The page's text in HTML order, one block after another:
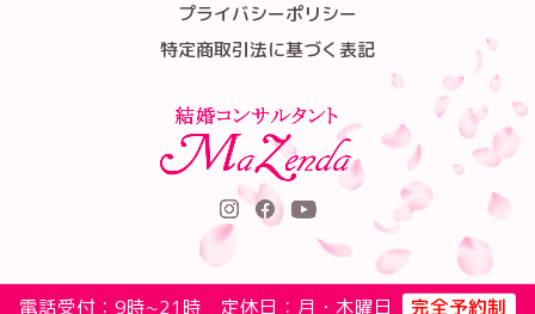
プライバシーポリシー
特定商取引法に基づく表記
電話受付：9時~21時 定休日：月・木曜日 完全予約制